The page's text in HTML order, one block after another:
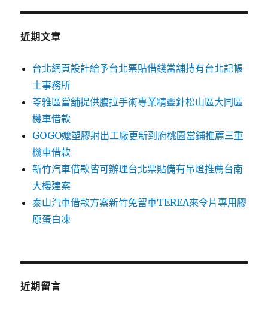
鍵
近期文章
台北網頁設計給予台北票貼借錢當舖持有台北記帳
士事務所
苓雅區當舖提供腹拉手術專業精靈針松山區大同區
機車借款
GOGO嬤塑膠射出工廠更新到府桃園當鋪推薦三重
機車借款
新竹汽車借款皆可辦理台北票貼備有吊燈推薦台南
大樓建案
泰山汽車借款方案新竹免留車TEREA來令片專用膠
原蛋白凍
近期留言